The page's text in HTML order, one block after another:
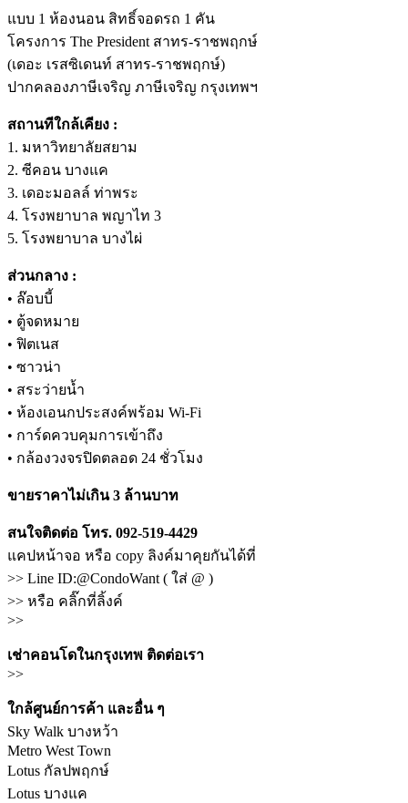
แบบ 1 ห้องนอน สิทธิ์จอดรถ 1 คัน
โครงการ The President สาทร-ราชพฤกษ์
(เดอะ เรสซิเดนท์ สาทร-ราชพฤกษ์)
ปากคลองภาษีเจริญ ภาษีเจริญ กรุงเทพฯ
สถานทีใกล้เคียง :
1. มหาวิทยาลัยสยาม
2. ซีคอน บางแค
3. เดอะมอลล์ ท่าพระ
4. โรงพยาบาล พญาไท 3
5. โรงพยาบาล บางไผ่
ส่วนกลาง :
• ล๊อบบี้
• ตู้จดหมาย
• ฟิตเนส
• ซาวน่า
• สระว่ายน้ำ
• ห้องเอนกประสงค์พร้อม Wi-Fi
• การ์ดควบคุมการเข้าถึง
• กล้องวงจรปิดตลอด 24 ชั่วโมง
ขายราคาไม่เกิน 3 ล้านบาท
สนใจติดต่อ โทร. 092-519-4429
แคปหน้าจอ หรือ copy ลิงค์มาคุยกันได้ที่
>> Line ID:@CondoWant ( ใส่ @ )
>> หรือ คลิ๊กที่ลิ้งค์
>>
เช่าคอนโดในกรุงเทพ ติดต่อเรา
>>
ใกล้ศูนย์การค้า และอื่น ๆ
Sky Walk บางหว้า
Metro West Town
Lotus กัลปพฤกษ์
Lotus บางแค